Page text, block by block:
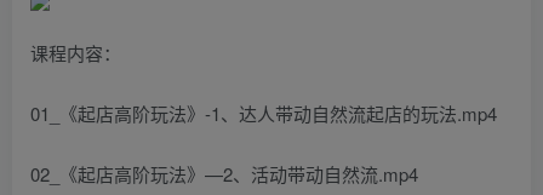
课程内容：
01_《起店高阶玩法》-1、达人带动自然流起店的玩法.mp4
02_《起店高阶玩法》—2、活动带动自然流.mp4